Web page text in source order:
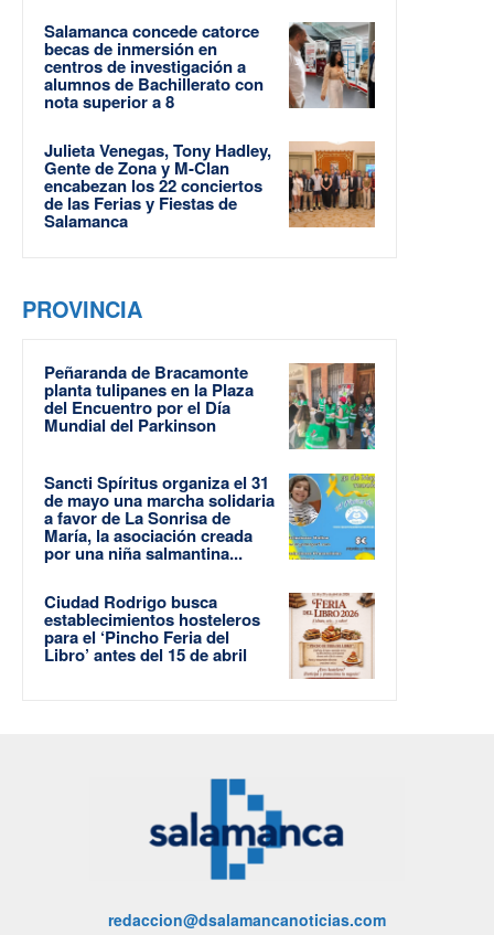
Salamanca concede catorce
becas de inmersión en
centros de investigación a
alumnos de Bachillerato con
nota superior a 8
Julieta Venegas, Tony Hadley,
Gente de Zona y M-Clan
encabezan los 22 conciertos
de las Ferias y Fiestas de
Salamanca
PROVINCIA
Peñaranda de Bracamonte
planta tulipanes en la Plaza
del Encuentro por el Día
Mundial del Parkinson
Sancti Spíritus organiza el 31
de mayo una marcha solidaria
a favor de La Sonrisa de
María, la asociación creada
por una niña salmantina...
Ciudad Rodrigo busca
establecimientos hosteleros
para el ‘Pincho Feria del
Libro’ antes del 15 de abril
redaccion@dsalamancanoticias.com